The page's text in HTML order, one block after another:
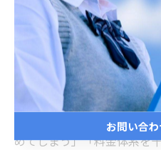
高校生が失敗し
準とは
塾選びでありがちな失敗と
塾選びでよくある失敗とし
めてしまう」「料金体系を
お問い合